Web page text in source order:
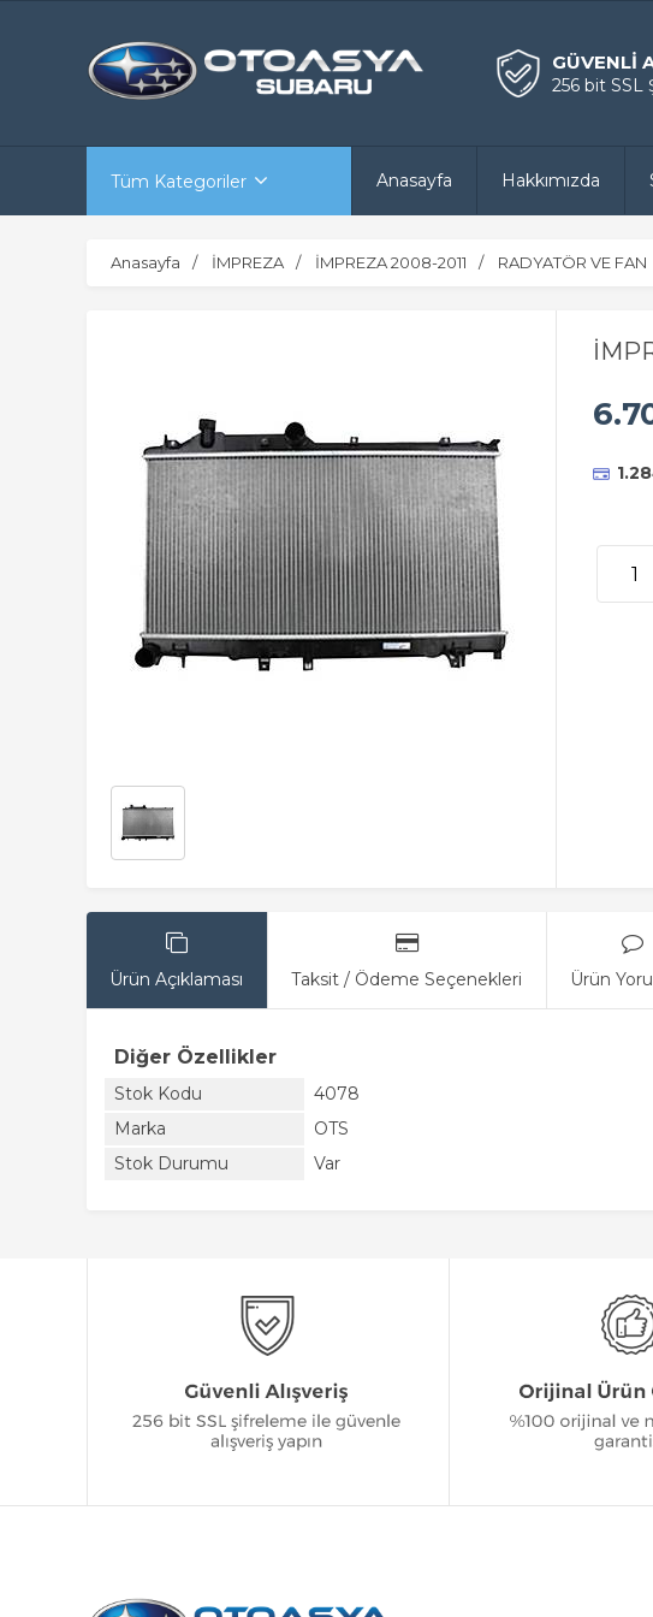
GÜVENLİ
256 bit SSL
Tüm Kategoriler Anasayfa Hakkımızda
Anasayfa İMPREZA İMPREZA 2008-2011 RADYATÖR VE FAN
Ürün Açıklaması Taksit / Ödeme Seçenekleri Ürün
Diğer Özellikler
Stok Kodu
4078
Marka
OTS
Stok Durumu
Var